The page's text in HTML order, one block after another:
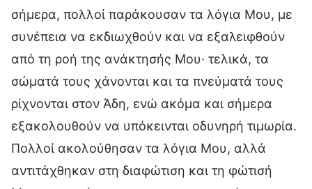
σήμερα, πολλοί παράκουσαν τα λόγια Μου, με
συνέπεια να εκδιωχθούν και να εξαλειφθούν
από τη ροή της ανάκτησής Μου· τελικά, τα
σώματά τους χάνονται και τα πνεύματά τους
ρίχνονται στον Άδη, ενώ ακόμα και σήμερα
εξακολουθούν να υπόκεινται οδυνηρή τιμωρία.
Πολλοί ακολούθησαν τα λόγια Μου, αλλά
αντιτάχθηκαν στη διαφώτιση και τη φώτισή